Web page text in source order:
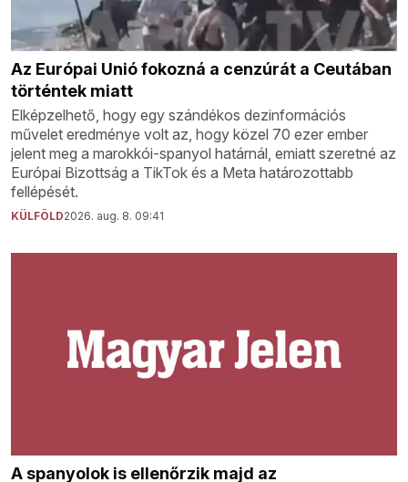
Az Európai Unió fokozná a cenzúrát a Ceutában
történtek miatt
Elképzelhető, hogy egy szándékos dezinformációs
művelet eredménye volt az, hogy közel 70 ezer ember
jelent meg a marokkói-spanyol határnál, emiatt szeretné az
Európai Bizottság a TikTok és a Meta határozottabb
fellépését.
KÜLFÖLD2026. aug. 8. 09:41
A spanyolok is ellenőrzik majd az